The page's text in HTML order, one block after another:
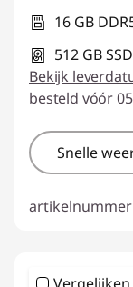
16 GB
512 GB
Bekijk
besteld vóór
Snelle
Vergelijken